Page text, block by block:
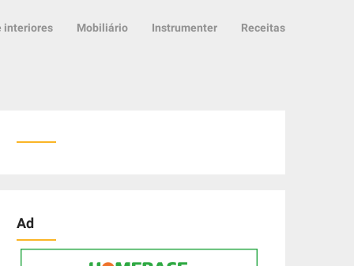
interiores Mobiliário Instrumenter Receitas
Ad